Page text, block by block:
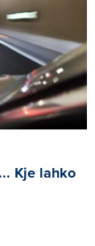
Kje lahko